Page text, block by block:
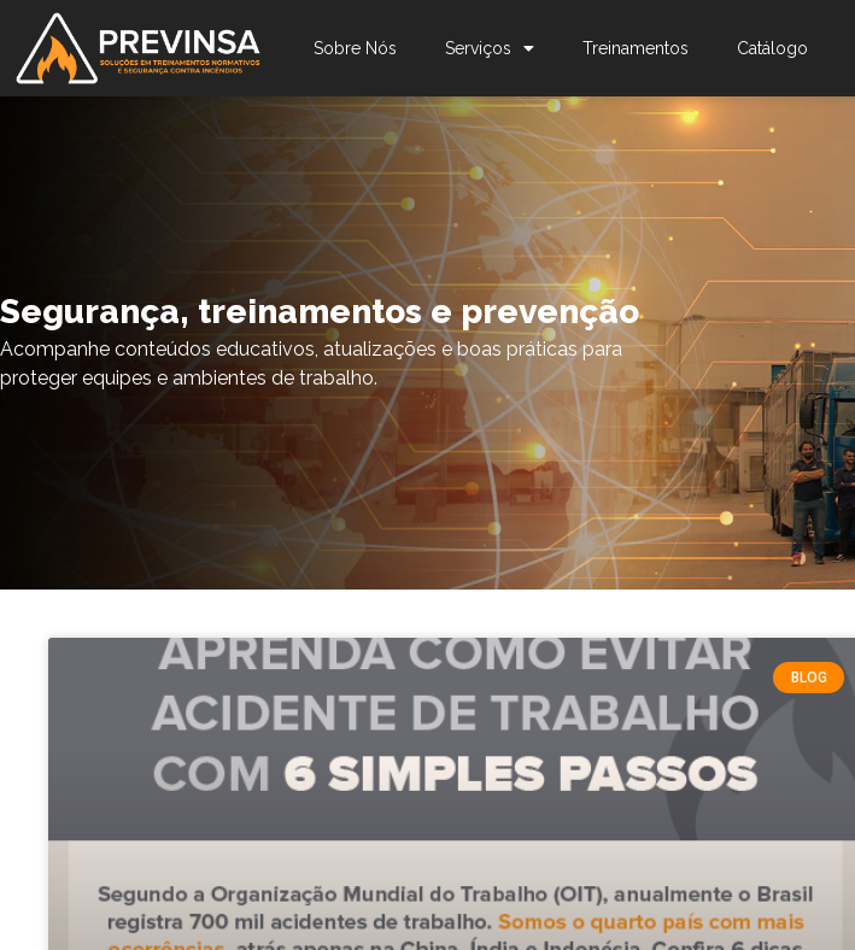
Sobre Nós Serviços Treinamentos Catálogo
Segurança, treinamentos e prevenção
Acompanhe conteúdos educativos, atualizações e boas práticas para
proteger equipes e ambientes de trabalho.
BLOG